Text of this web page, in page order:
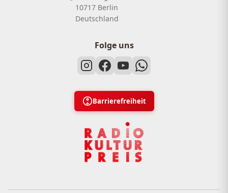
10717 Berlin
Deutschland
Folge uns
Barrierefreiheit